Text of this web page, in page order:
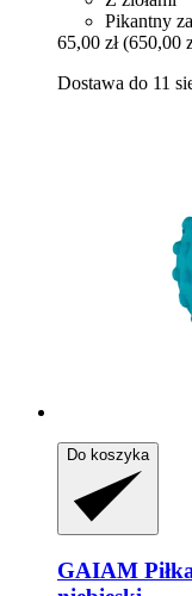
Pikantny
65,00 zł (650,00
Dostawa do 11
Do koszyka
GAIAM